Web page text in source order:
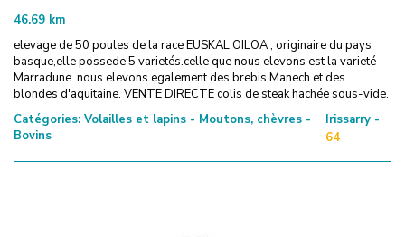
46.69 km
elevage de 50 poules de la race EUSKAL OILOA , originaire du pays
basque,elle possede 5 varietés.celle que nous elevons est la varieté
Marradune. nous elevons egalement des brebis Manech et des
blondes d'aquitaine. VENTE DIRECTE colis de steak hachée sous-vide.
Catégories: Volailles et lapins - Moutons, chèvres -
Bovins
Irissarry -
64